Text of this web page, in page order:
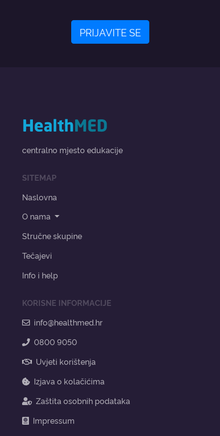
PRIJAVITE SE
centralno mjesto edukacije
SITEMAP
Naslovna
O nama
Stručne skupine
Tečajevi
Info i help
KORISNE INFORMACIJE
info@healthmed.hr
0800 9050
Uvjeti korištenja
Izjava o kolačićima
Zaštita osobnih podataka
Impressum